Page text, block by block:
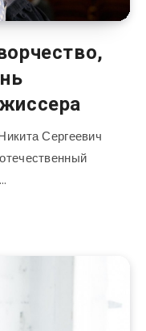
Сергеевич